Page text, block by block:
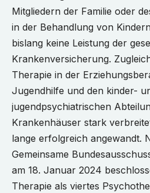
Mitgliedern der Familie oder
in der Behandlung von
bislang keine Leistung der
Krankenversicherung.
Therapie in der
Jugendhilfe und den kinder-
jugendpsychiatrischen
Krankenhäuser stark
lange erfolgreich angewandt.
Gemeinsame
am 18. Januar 2024
Therapie als viertes